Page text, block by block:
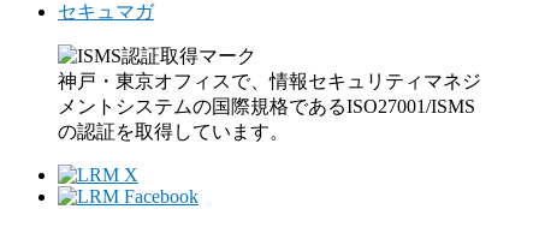
セキュマガ
神戸・東京オフィスで、情報セキュリティマネジ
メントシステムの国際規格であるISO27001/ISMS
の認証を取得しています。